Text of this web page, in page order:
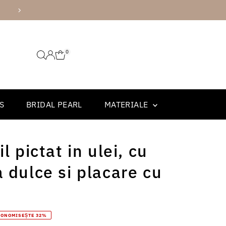
0
BRIDAL PEARL MATERIALE
pictat in ulei, cu
dulce si placare cu
32%